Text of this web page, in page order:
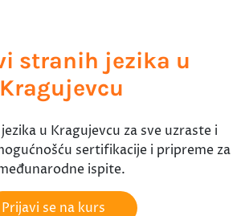
stranih jezika u
Kragujevcu
u Kragujevcu za sve uzraste i
sertifikacije i pripreme za
ispite.
Prijavi se na kurs